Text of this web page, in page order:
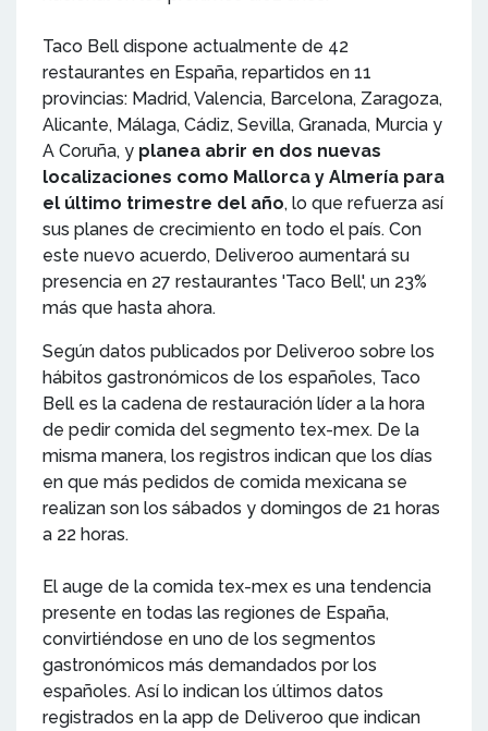
Taco Bell dispone actualmente de 42
restaurantes en España, repartidos en 11
provincias: Madrid, Valencia, Barcelona, Zaragoza,
Alicante, Málaga, Cádiz, Sevilla, Granada, Murcia y
A Coruña, y planea abrir en dos nuevas
localizaciones como Mallorca y Almería para
el último trimestre del año, lo que refuerza así
sus planes de crecimiento en todo el país. Con
este nuevo acuerdo, Deliveroo aumentará su
presencia en 27 restaurantes 'Taco Bell', un 23%
más que hasta ahora.
Según datos publicados por Deliveroo sobre los
hábitos gastronómicos de los españoles, Taco
Bell es la cadena de restauración líder a la hora
de pedir comida del segmento tex-mex. De la
misma manera, los registros indican que los días
en que más pedidos de comida mexicana se
realizan son los sábados y domingos de 21 horas
a 22 horas.
El auge de la comida tex-mex es una tendencia
presente en todas las regiones de España,
convirtiéndose en uno de los segmentos
gastronómicos más demandados por los
españoles. Así lo indican los últimos datos
registrados en la app de Deliveroo que indican